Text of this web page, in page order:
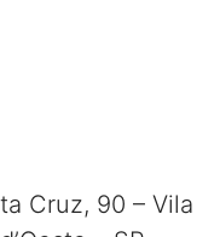
Cruz, 90 – Vila